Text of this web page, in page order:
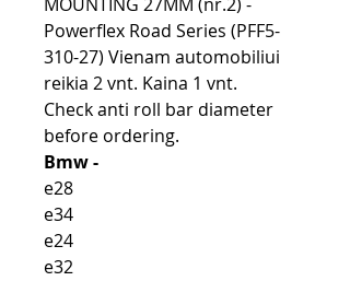
MOUNTING 27MM (nr.2) -
Powerflex Road Series (PFF5-
310-27) Vienam automobiliui
reikia 2 vnt. Kaina 1 vnt.
Check anti roll bar diameter
before ordering.
Bmw -
e28
e34
e24
e32